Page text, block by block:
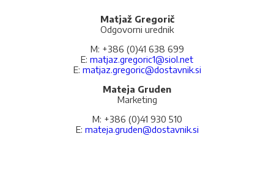
Matjaž Gregorič
Odgovorni urednik
M: +386 (0)41 638 699
E: matjaz.gregoric1@siol.net
E: matjaz.gregoric@dostavnik.si
Mateja Gruden
Marketing
M: +386 (0)41 930 510
E: mateja.gruden@dostavnik.si